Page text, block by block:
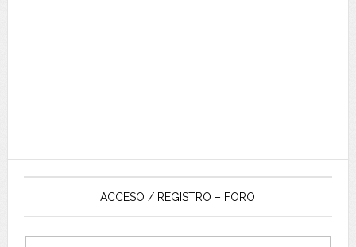
ACCESO / REGISTRO – FORO